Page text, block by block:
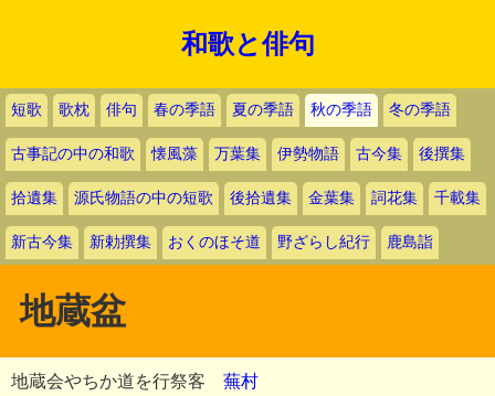
和歌と俳句
短歌 歌枕 俳句 春の季語 夏の季語 秋の季語 冬の季語
古事記の中の和歌 懐風藻 万葉集 伊勢物語 古今集 後撰集
拾遺集 源氏物語の中の短歌 後拾遺集 金葉集 詞花集 千載集
新古今集 新勅撰集 おくのほそ道 野ざらし紀行 鹿島詣
地蔵盆
地蔵会やちか道を行祭客 蕪村